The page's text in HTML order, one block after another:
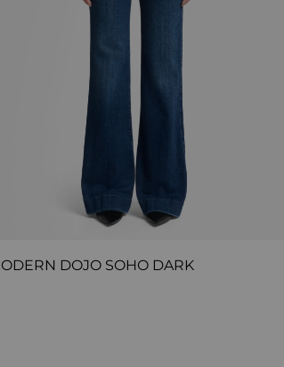
DOJO SOHO DARK